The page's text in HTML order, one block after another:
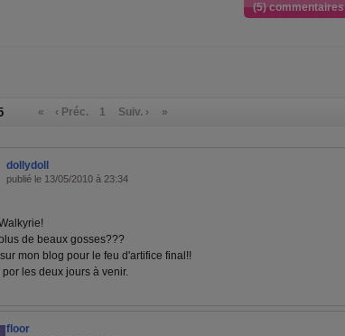
(5) commentaires
« ‹ Préc. 1 Suiv. › »
dollydoll
publié le 13/05/2010 à 23:34
de beaux gosses???
mon blog pour le feu d'artifice final!!
les deux jours à venir.
floor